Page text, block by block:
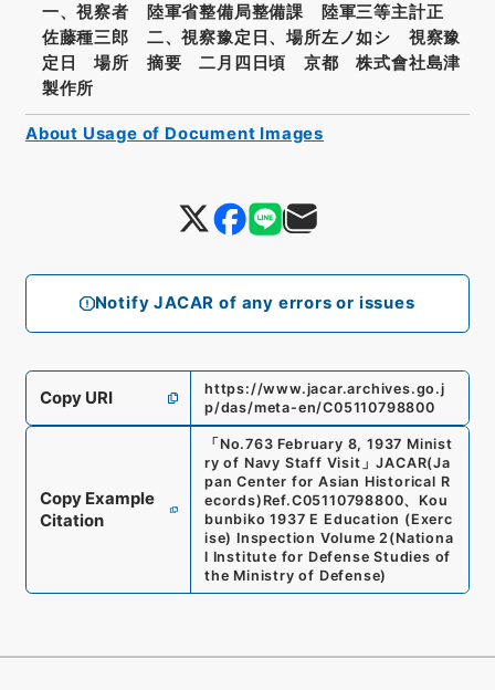
Notify JACAR of any errors or issues
一、視察者 陸軍省整備局整備課 陸軍三等主計正
佐藤種三郎 二、視察豫定日、場所左ノ如シ 視察豫
定日 場所 摘要 二月四日頃 京都 株式會社島津
製作所
Copy URI
https://www.jacar.archives.go.j
p/das/meta-en/C05110798800
Copy Example
Citation
「 No.763 February 8, 1937 Minist
ry of Navy Staff Visit 」JACAR(Ja
pan Center for Asian Historical R
ecords) Ref.C05110798800、 Kou
bunbiko 1937 E Education (Exerc
ise) Inspection Volume 2 (Nationa
l Institute for Defense Studies of
the Ministry of Defense)
About Usage of Document Images